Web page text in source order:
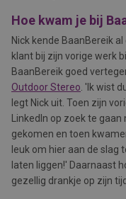
Hoe kwam je bij
Nick kende BaanBereik
klant bij zijn vorige werk
BaanBereik goed
Outdoor Stereo . 'Ik wist
legt Nick uit. Toen zijn
LinkedIn op zoek te
gekomen en toen
leuk om hier aan de slag
laten liggen!' Daarnaast
gezellig drankje op zijn